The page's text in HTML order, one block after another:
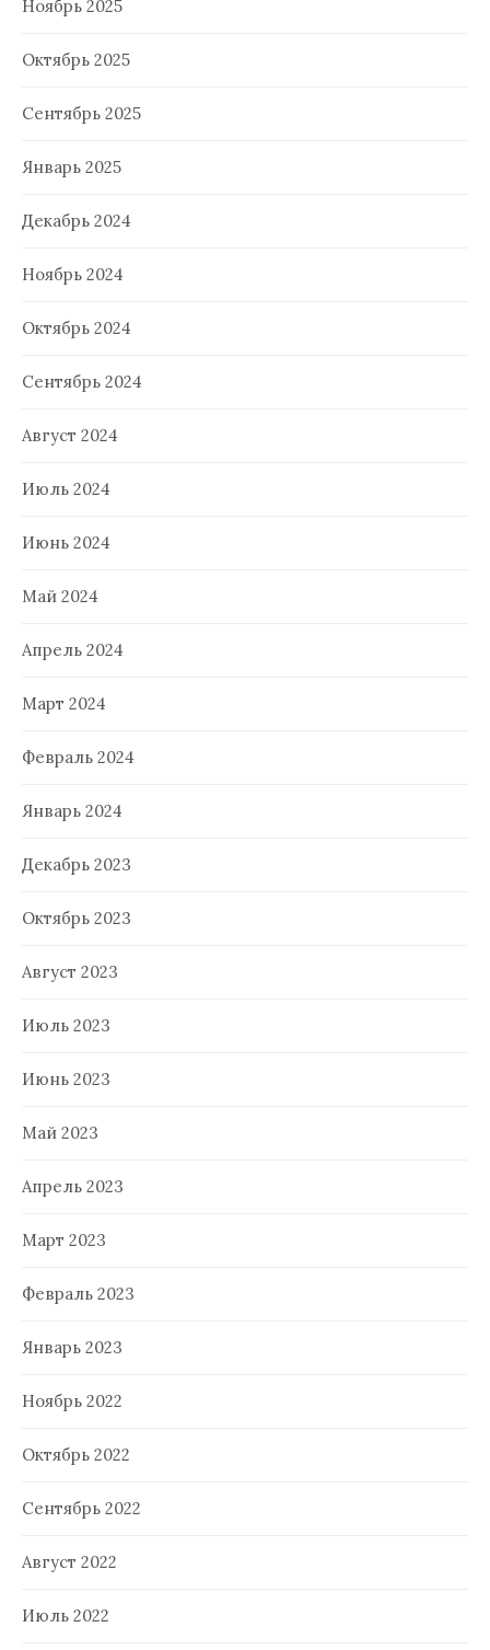
Ноябрь 2025
Октябрь 2025
Сентябрь 2025
Январь 2025
Декабрь 2024
Ноябрь 2024
Октябрь 2024
Сентябрь 2024
Август 2024
Июль 2024
Июнь 2024
Май 2024
Апрель 2024
Март 2024
Февраль 2024
Январь 2024
Декабрь 2023
Октябрь 2023
Август 2023
Июль 2023
Июнь 2023
Май 2023
Апрель 2023
Март 2023
Февраль 2023
Январь 2023
Ноябрь 2022
Октябрь 2022
Сентябрь 2022
Август 2022
Июль 2022